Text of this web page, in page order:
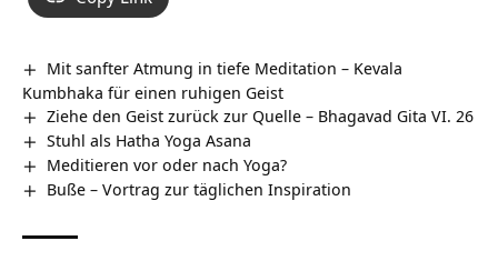
Mit sanfter Atmung in tiefe Meditation – Kevala
Kumbhaka für einen ruhigen Geist
Ziehe den Geist zurück zur Quelle – Bhagavad Gita VI. 26
Stuhl als Hatha Yoga Asana
Meditieren vor oder nach Yoga?
Buße – Vortrag zur täglichen Inspiration